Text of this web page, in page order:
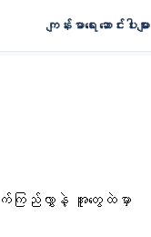
ကျန်းမာရေး ဆောင်းပါးများ
က်ကြည်လွှာနဲ့ အူတွေထဲမှာ